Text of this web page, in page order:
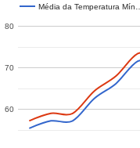
Média da Temperatura Mín…
60
70
80